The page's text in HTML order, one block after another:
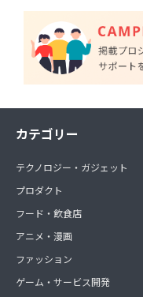
カテゴリー
テクノロジー・ガジェット
プロダクト
フード・飲食店
アニメ・漫画
ファッション
ゲーム・サービス開発